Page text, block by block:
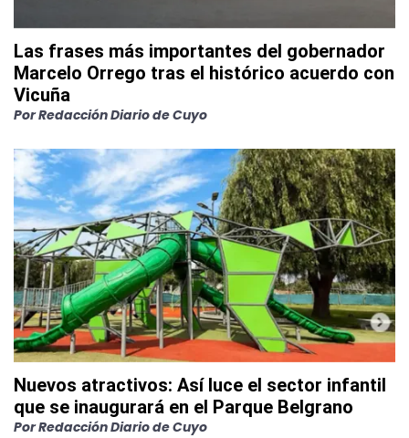
Las frases más importantes del gobernador
Marcelo Orrego tras el histórico acuerdo con
Vicuña
PorRedacción Diario de Cuyo
Nuevos atractivos: Así luce el sector infantil
que se inaugurará en el Parque Belgrano
PorRedacción Diario de Cuyo